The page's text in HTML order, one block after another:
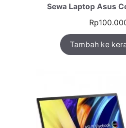
Sewa Laptop Asus
Rp
Tambah ke